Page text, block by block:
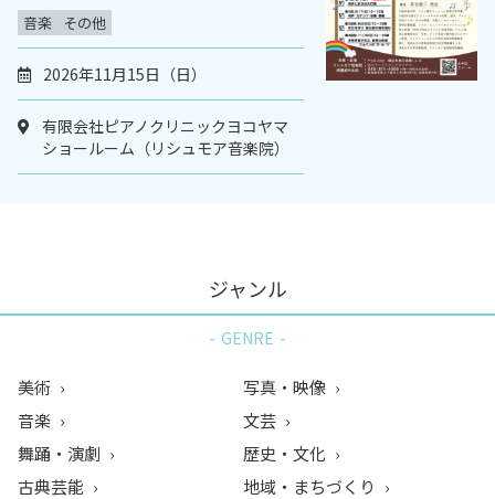
音楽 その他
2026年11月15日（日）
有限会社ピアノクリニックヨコヤマ
ショールーム（リシュモア音楽院）
ジャンル
GENRE
美術
音楽
舞踊・演劇
古典芸能
写真・映像
文芸
歴史・文化
地域・まちづくり